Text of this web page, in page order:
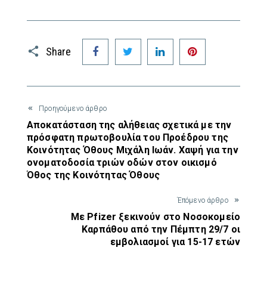
Share
Facebook Twitter LinkedIn
Προηγούμενο άρθρο
Αποκατάσταση της αλήθειας σχετικά με την
πρόσφατη πρωτοβουλία του Προέδρου της
Κοινότητας Όθους Μιχάλη Ιωάν. Χαψή για την
ονοματοδοσία τριών οδών στον οικισμό
Όθος της Κοινότητας Όθους
Έπόμενο άρθρο
Με Pfizer ξεκινούν στο Νοσοκομείο
Καρπάθου από την Πέμπτη 29/7 οι
εμβολιασμοί για 15-17 ετών